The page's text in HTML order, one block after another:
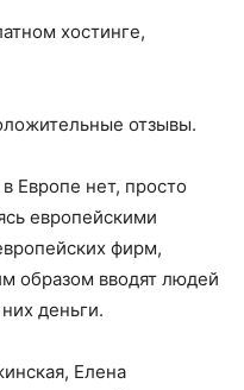
хостинге,
отзывы.
Европе нет, просто
европейскими
фирм,
образом вводят людей
деньги.
Елена